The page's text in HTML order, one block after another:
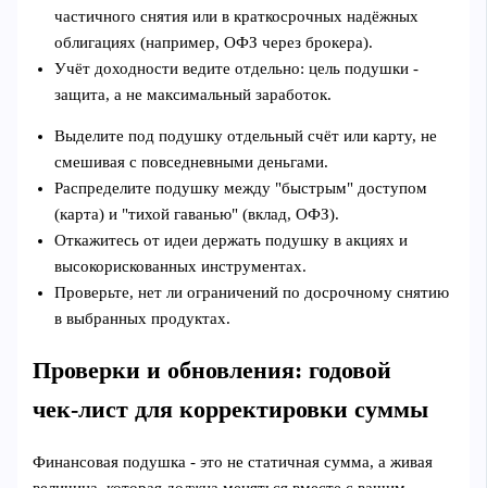
частичного снятия или в краткосрочных надёжных
облигациях (например, ОФЗ через брокера).
Учёт доходности ведите отдельно: цель подушки -
защита, а не максимальный заработок.
Выделите под подушку отдельный счёт или карту, не
смешивая с повседневными деньгами.
Распределите подушку между "быстрым" доступом
(карта) и "тихой гаванью" (вклад, ОФЗ).
Откажитесь от идеи держать подушку в акциях и
высокорискованных инструментах.
Проверьте, нет ли ограничений по досрочному снятию
в выбранных продуктах.
Проверки и обновления: годовой
чек‑лист для корректировки суммы
Финансовая подушка - это не статичная сумма, а живая